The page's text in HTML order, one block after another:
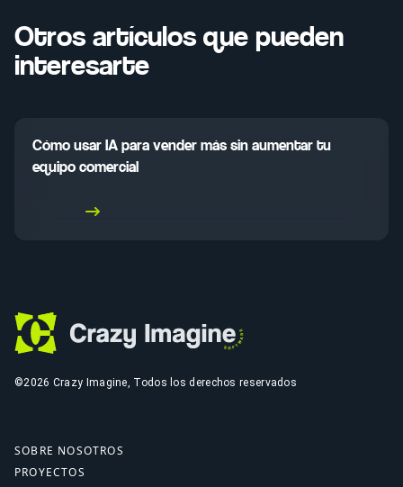
Otros artículos que pueden
interesarte
Cómo usar IA para vender más sin aumentar tu
equipo comercial
©2026 Crazy Imagine, Todos los derechos reservados
SOBRE NOSOTROS
PROYECTOS